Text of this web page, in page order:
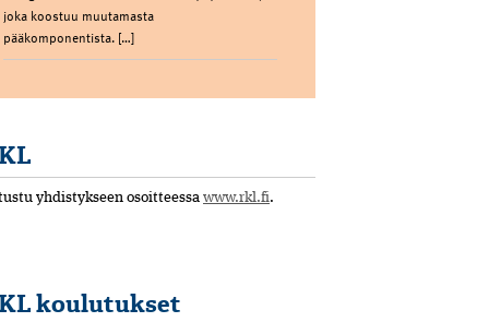
joka koostuu muutamasta
pääkomponentista. […]
yhdistykseen osoitteessa www.rkl.fi.
koulutukset